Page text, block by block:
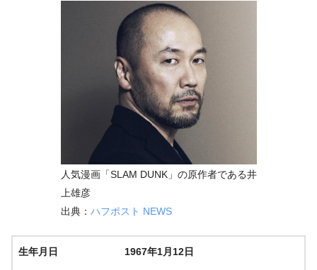
人気漫画「SLAM DUNK」の原作者である井
上雄彦
出典： ハフポスト NEWS
生年月日 1967年1月12日